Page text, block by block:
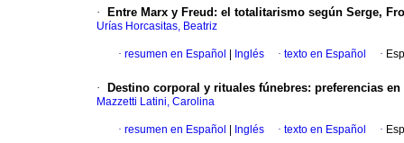
· Entre Marx y Freud: el totalitarismo según Serge,
Urías Horcasitas, Beatriz
· resumen en Español Inglés · texto en Español ·
· Destino corporal y rituales fúnebres: preferencias en
Mazzetti Latini, Carolina
· resumen en Español Inglés · texto en Español ·